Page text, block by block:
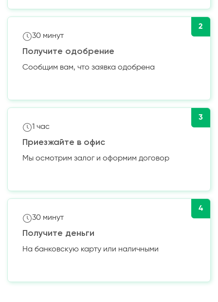
2
30 минут
Получите одобрение
Сообщим вам, что заявка одобрена
3
1 час
Приезжайте в офис
Мы осмотрим залог и оформим договор
4
30 минут
Получите деньги
На банковскую карту или наличными